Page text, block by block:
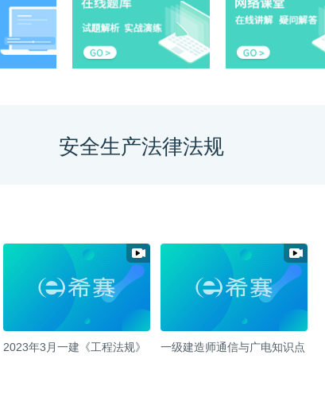
安全生产法律法规
2023年3月一建《工程法规》
一级建造师通信与广电知识点